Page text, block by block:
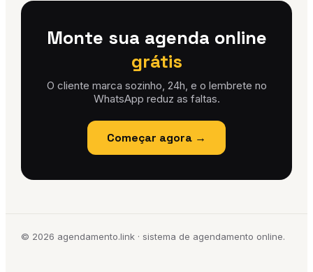
Monte sua agenda online
grátis
O cliente marca sozinho, 24h, e o lembrete no
WhatsApp reduz as faltas.
Começar agora →
© 2026 agendamento.link · sistema de agendamento online.